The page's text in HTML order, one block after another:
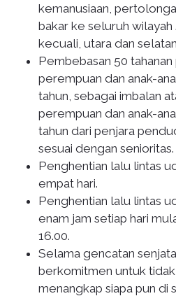
kemanusiaan,
bakar ke seluruh wilayah
kecuali, utara dan
Pembebasan 50
perempuan dan anak-
tahun, sebagai imbalan
perempuan dan anak-
tahun dari penjara
sesuai dengan senioritas.
Penghentian lalu lintas
empat hari.
Penghentian lalu lintas
enam jam setiap hari
16.00.
Selama gencatan
berkomitmen untuk
menangkap siapa pun di